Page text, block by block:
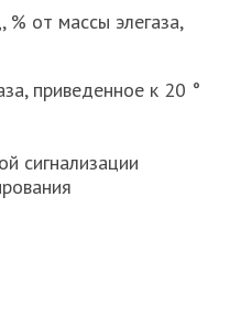
% от массы элегаза,
приведенное к 20 °
сигнализации